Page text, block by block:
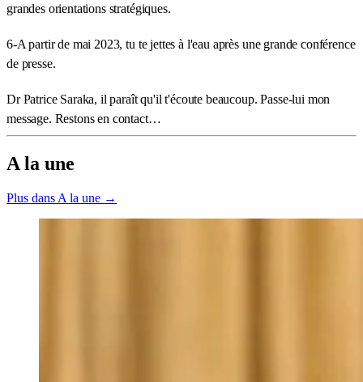
grandes orientations stratégiques.
6-A partir de mai 2023, tu te jettes à l'eau après une grande conférence
de presse.
Dr Patrice Saraka, il paraît qu'il t'écoute beaucoup. Passe-lui mon
message. Restons en contact…
A la une
Plus dans A la une →